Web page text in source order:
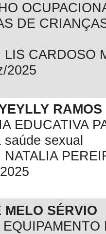
DE
LIS CARDOSO
2025
EDUCATIVA
sexual
NATALIA
MELO SÉRVIO